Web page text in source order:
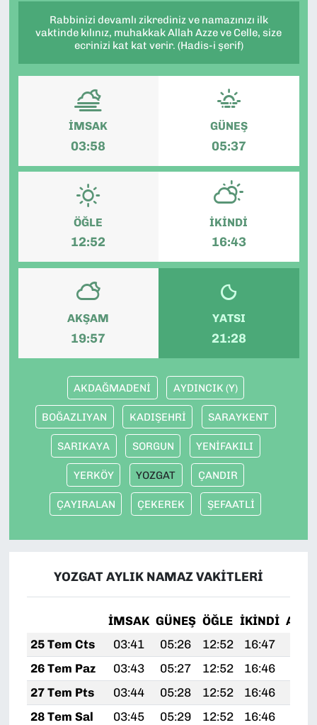
Rabbinizi devamlı zikrediniz ve namazınızı ilk
vaktinde kılınız, muhakkak Allah Azze ve Celle, size
ecrinizi kat kat verir. (Hadis-i şerif)
İMSAK
03:58
GÜNEŞ
05:37
ÖĞLE
12:52
İKINDI
16:43
AKŞAM
19:57
YATSI
21:28
AKDAĞMADENİ AYDINCIK (Y)
BOĞAZLIYAN KADIŞEHRİ SARAYKENT
SARIKAYA SORGUN YENİFAKILI
YERKÖY YOZGAT ÇANDIR
ÇAYIRALAN ÇEKEREK ŞEFAATLİ
YOZGAT AYLIK NAMAZ VAKITLERI
İMSAK GÜNEŞ ÖĞLE İKINDI
25 Tem Cts
03:41 05:26 12:52 16:47
26 Tem Paz
03:43 05:27 12:52 16:46
27 Tem Pts
03:44 05:28 12:52 16:46
28 Tem Sal
03:45 05:29 12:52 16:46